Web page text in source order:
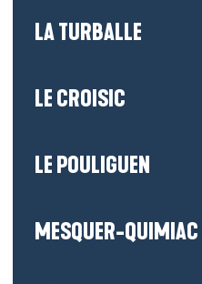
LA TURBALLE
LE CROISIC
LE POULIGUEN
MESQUER-QUIMIAC
nous
Douchet est de retour à
son tout nouveau